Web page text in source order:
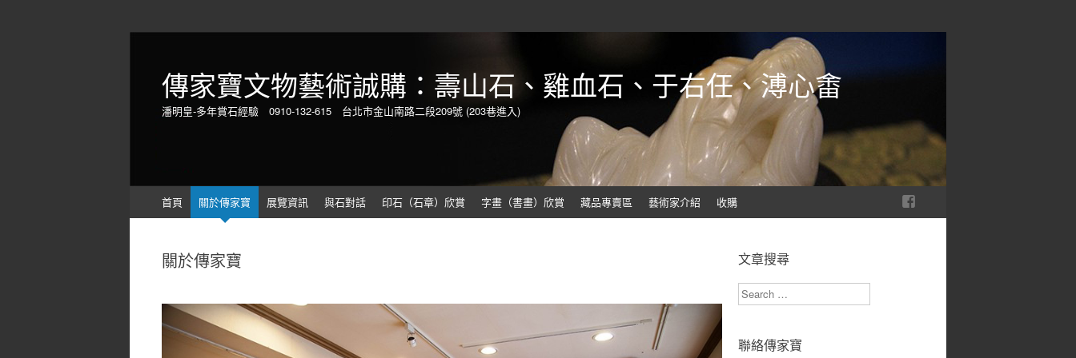
傳家寶文物藝術誠購：壽山石、雞血石、于右任、溥心畬
潘明皇-多年賞石經驗 0910-132-615 台北市金山南路二段209號 (203巷進入)
to
首頁 關於傳家寶 展覽資訊 與石對話 印石（石章）欣賞 字畫（書畫）欣賞 藏品專賣區 藝術家介紹 收購
關於傳家寶 文章搜尋
Search
聯絡傳家寶